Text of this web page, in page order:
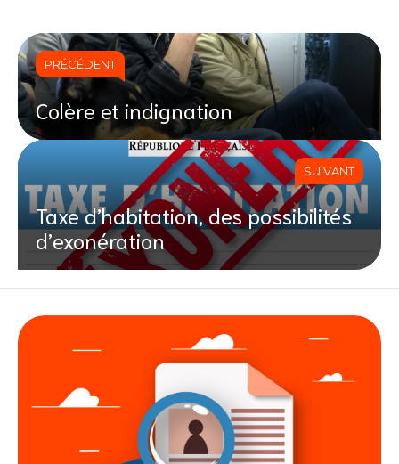
PRÉCÉDENT
Colère et indignation
SUIVANT
Taxe d’habitation, des possibilités
d’exonération